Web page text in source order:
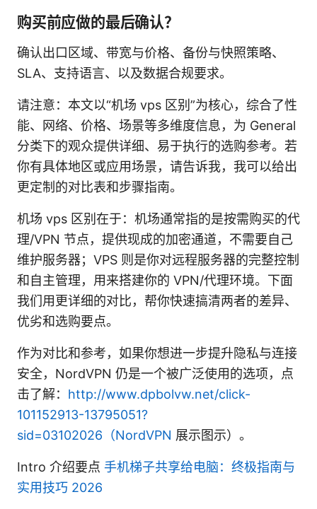
购买前应做的最后确认？
确认出口区域、带宽与价格、备份与快照策略、
SLA、支持语言、以及数据合规要求。
请注意：本文以“机场 vps 区别”为核心，综合了性
能、网络、价格、场景等多维度信息，为 General
分类下的观众提供详细、易于执行的选购参考。若
你有具体地区或应用场景，请告诉我，我可以给出
更定制的对比表和步骤指南。
机场 vps 区别在于：机场通常指的是按需购买的代
理/VPN 节点，提供现成的加密通道，不需要自己
维护服务器；VPS 则是你对远程服务器的完整控制
和自主管理，用来搭建你的 VPN/代理环境。下面
我们用更详细的对比，帮你快速搞清两者的差异、
优劣和选购要点。
作为对比和参考，如果你想进一步提升隐私与连接
安全，NordVPN 仍是一个被广泛使用的选项，点
击了解： http://www.dpbolvw.net/click-
101152913-13795051?
sid=03102026（NordVPN 展示图示）。
Intro 介绍要点 手机梯子共享给电脑：终极指南与
实用技巧 2026